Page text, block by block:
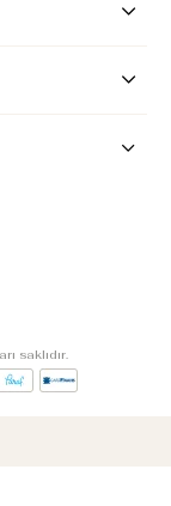
saklıdır.